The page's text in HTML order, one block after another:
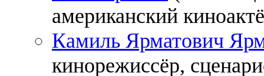
американский
Камиль Ярматович
кинорежиссёр,